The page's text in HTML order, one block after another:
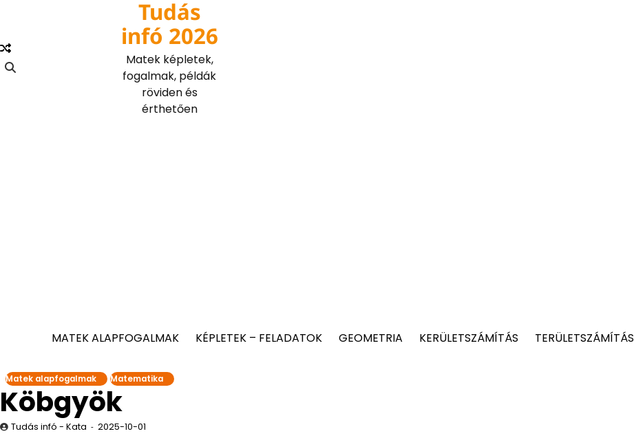
content
Tudás
infó 2026
Matek képletek,
fogalmak, példák
röviden és
érthetően
MATEK ALAPFOGALMAK KÉPLETEK – FELADATOK GEOMETRIA KERÜLETSZÁMÍTÁS TERÜLETSZÁMÍTÁS
Matek alapfogalmak Matematika
Köbgyök
Tudás infó - Kata 2025-10-01